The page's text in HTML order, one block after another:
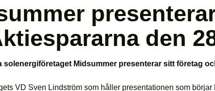
den
solenergiföretaget Midsummer presenterar sitt företag
VD Sven Lindström som håller presentationen som